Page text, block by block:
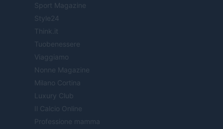
Sport Magazine
Style24
Think.it
Tuobenessere
Viaggiamo
Nonne Magazine
Milano Cortina
Luxury Club
Il Calcio Online
Professione mamma